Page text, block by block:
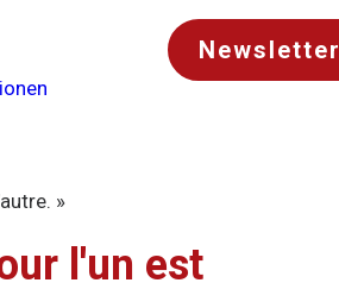
Newsletter
»
l'un est